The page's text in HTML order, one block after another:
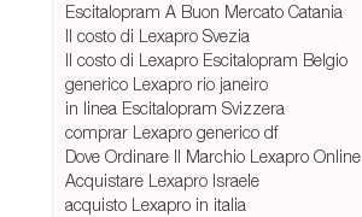
Escitalopram A Buon Mercato Catania
Il costo di Lexapro Svezia
Il costo di Lexapro Escitalopram Belgio
generico Lexapro rio janeiro
in linea Escitalopram Svizzera
comprar Lexapro generico df
Dove Ordinare Il Marchio Lexapro Online
Acquistare Lexapro Israele
acquisto Lexapro in italia